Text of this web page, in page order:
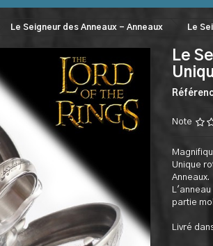
Le Seigneur des Anneaux - Anneaux Le
Le
Note
Unique
Anneaux.
partie
Livré